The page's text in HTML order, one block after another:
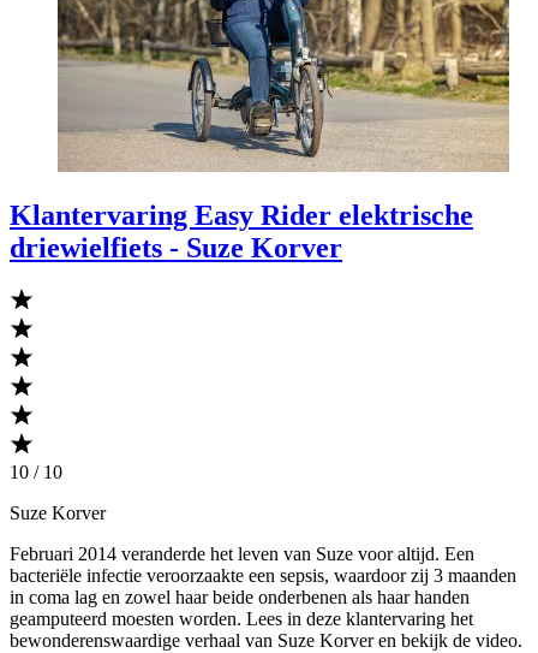
Klantervaring Easy Rider elektrische
driewielfiets - Suze Korver
10 / 10
Suze Korver
Februari 2014 veranderde het leven van Suze voor altijd. Een
bacteriële infectie veroorzaakte een sepsis, waardoor zij 3 maanden
in coma lag en zowel haar beide onderbenen als haar handen
geamputeerd moesten worden. Lees in deze klantervaring het
bewonderenswaardige verhaal van Suze Korver en bekijk de video.